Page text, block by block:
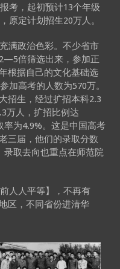
考，起初预计13个年级
原定计划招生20万人。
满政治色彩。不少省市
倍筛选出来，参加正
根据自己的文化基础选
加高考的人数为570万。
招生，经过扩招本科2.3
万人，扩招比例达
率为4.9%。这是中国高考
三届，他们的录取分数
录取去向也重点在师范院
人人平等】，不再有
区，不同省份进清华